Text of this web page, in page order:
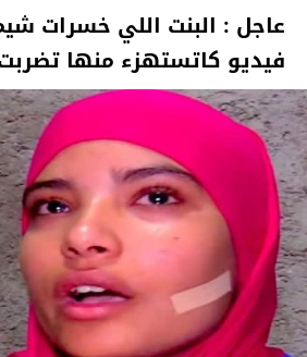
عاجل : البنت اللي خسرات
فيديو كاتستهزء منها